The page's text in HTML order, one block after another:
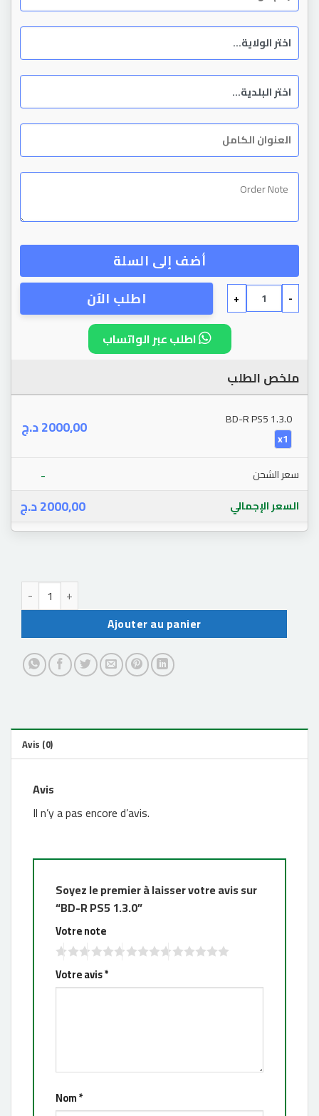
أضف إلى السلة
-
+ اطلب الآن
اطلب عبر الواتساب
ملخص الطلب
BD-R PS5 1.3.0
x1
2000,00د.ج
سعر الشحن -
السعر الإجمالي 2000,00د.ج
quantité de BD-R PS5 1.3.0
Ajouter au panier
Avis (0)
Avis
Il n’y a pas encore d’avis.
Soyez le premier à laisser votre avis sur
“BD-R PS5 1.3.0”
Votre note
Votre avis*
Nom*